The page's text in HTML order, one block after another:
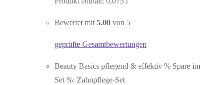
Bewertet mit 5.00von 5
geprüfte Gesamtbewertungen
Beauty Basics pflegend & effektiv % Spare im
Set %: Zahnpflege-Set